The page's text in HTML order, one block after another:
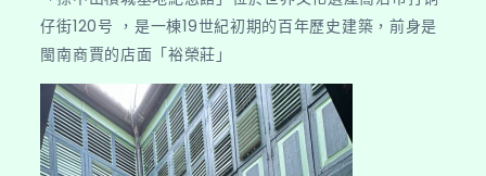
仔街120号 ，是一棟19世紀初期的百年歷史建築，前身是
閩南商賈的店面「裕榮莊」